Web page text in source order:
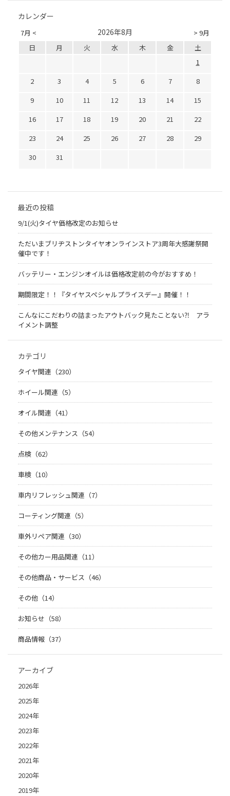
カレンダー
7月 < > 9月
2026年8月
日 月 火 水 木 金
土
1
2
3 4 5 6 7
8
9
10 11 12 13 14
15
16
17 18 19 20 21
22
23
24 25 26 27 28
29
30
31
最近の投稿
9/1(火)タイヤ価格改定のお知らせ
ただいまブリヂストンタイヤオンラインストア3周年大感謝祭開
催中です！
バッテリー・エンジンオイルは価格改定前の今がおすすめ！
期間限定！！『タイヤスペシャルプライスデー』開催！！
こんなにこだわりの詰まったアウトバック見たことない⁈ アラ
イメント調整
カテゴリ
タイヤ関連（230）
ホイール関連（5）
オイル関連（41）
その他メンテナンス（54）
点検（62）
車検（10）
車内リフレッシュ関連（7）
コーティング関連（5）
車外リペア関連（30）
その他カー用品関連（11）
その他商品・サービス（46）
その他（14）
お知らせ（58）
商品情報（37）
アーカイブ
2026年
2025年
2024年
2023年
2022年
2021年
2020年
2019年